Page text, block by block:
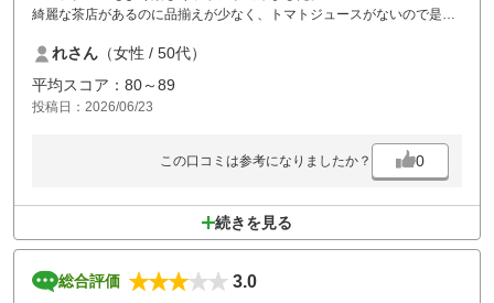
綺麗な茶店があるのに品揃えが少なく、トマトジュースがないので是非
またホット用のケースも空っぽでした。
ホット用を置かないならケースは片付けて欲しいです。
お昼ご飯が、かなり高く感じました。
れさん （女性 / 50代）
平均スコア：80～89
投稿日：2026/06/23
この口コミは参考になりましたか？ 0
続きを見る
総合評価
3.0